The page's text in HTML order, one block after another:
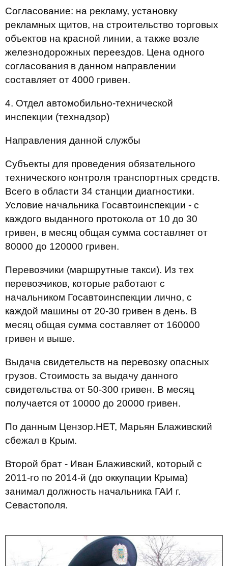
Согласование: на рекламу, установку
рекламных щитов, на строительство торговых
объектов на красной линии, а также возле
железнодорожных переездов. Цена одного
согласования в данном направлении
составляет от 4000 гривен.
4. Отдел автомобильно-технической
инспекции (технадзор)
Направления данной службы
Субъекты для проведения обязательного
технического контроля транспортных средств.
Всего в области 34 станции диагностики.
Условие начальника Госавтоинспекции - с
каждого выданного протокола от 10 до 30
гривен, в месяц общая сумма составляет от
80000 до 120000 гривен.
Перевозчики (маршрутные такси). Из тех
перевозчиков, которые работают с
начальником Госавтоинспекции лично, с
каждой машины от 20-30 гривен в день. В
месяц общая сумма составляет от 160000
гривен и выше.
Выдача свидетельств на перевозку опасных
грузов. Стоимость за выдачу данного
свидетельства от 50-300 гривен. В месяц
получается от 10000 до 20000 гривен.
По данным Цензор.НЕТ, Марьян Блаживский
сбежал в Крым.
Второй брат - Иван Блаживский, который с
2011-го по 2014-й (до оккупации Крыма)
занимал должность начальника ГАИ г.
Севастополя.